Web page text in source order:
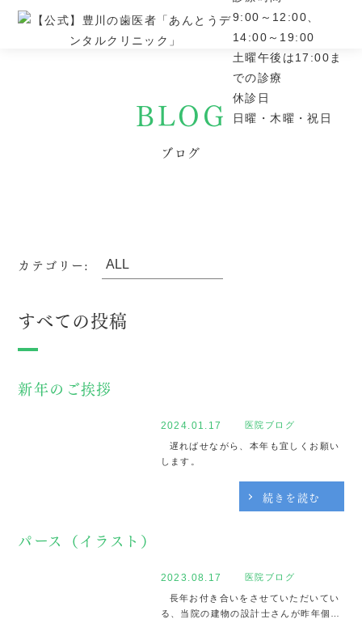
9:00～12:00、
14:00～19:00
土曜午後は17:00ま
での診療
休診日
日曜・木曜・祝日
BLOG
ブログ
カテゴリー:
すべての投稿
新年のご挨拶
2024.01.17 医院ブログ
遅ればせながら、本年も宜しくお願い
します。
続きを読む
パース（イラスト）
2023.08.17 医院ブログ
長年お付き合いをさせていただいてい
る、当院の建物の設計士さんが昨年個展